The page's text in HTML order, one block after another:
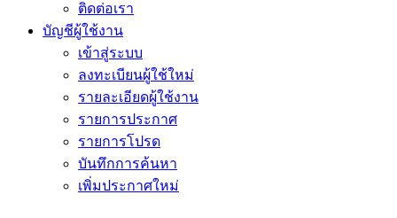
ติดต่อเรา
บัญชีผู้ใช้งาน
เข้าสู่ระบบ
ลงทะเบียนผู้ใช้ใหม่
รายละเอียดผู้ใช้งาน
รายการประกาศ
รายการโปรด
บันทึกการค้นหา
เพิ่มประกาศใหม่